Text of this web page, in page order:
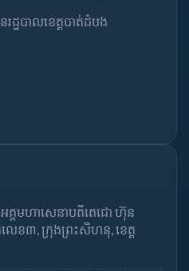
ឋបាលខេត្តបាត់ដំបង
អគ្គមហាសេនាបតីតេជោ ហ៊ុន
េខ៣, ក្រុងព្រះសីហនុ, ខេត្ត